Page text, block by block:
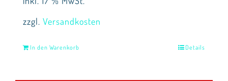
zzgl. Versandkosten
In den Warenkorb Details